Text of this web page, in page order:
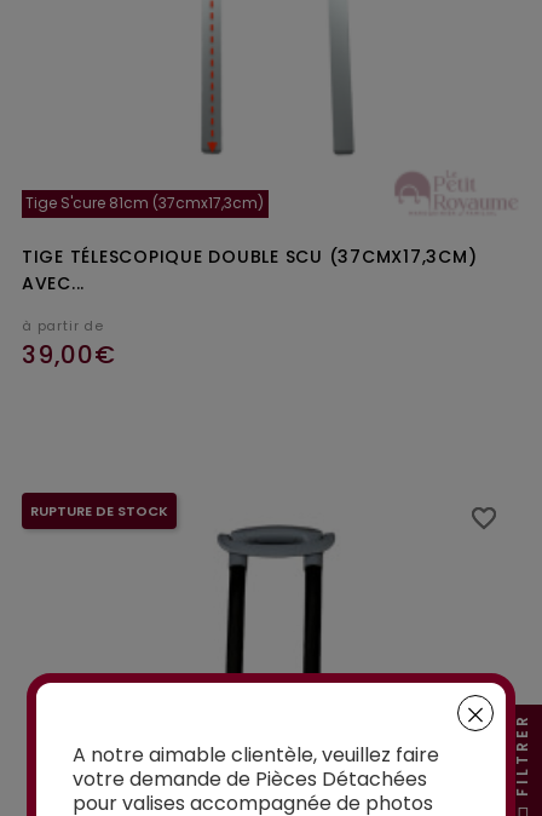
Tige S'cure 81cm (37cmx17,3cm)
TIGE TÉLESCOPIQUE DOUBLE SCU (37CMX17,3CM)
AVEC...
à partir de
39,00€
RUPTURE DE STOCK favorite_border
favorite_border
A notre aimable clientèle, veuillez faire
votre demande de Pièces Détachées
pour valises accompagnée de photos
FILTRER